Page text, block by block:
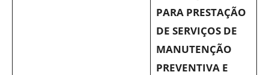
PARA PRESTAÇÃO
DE SERVIÇOS DE
MANUTENÇÃO
PREVENTIVA E